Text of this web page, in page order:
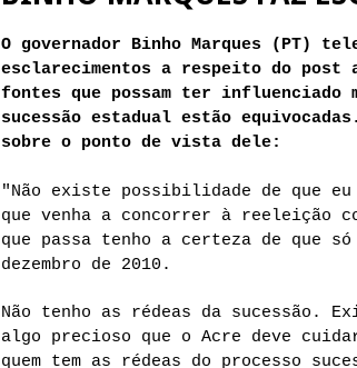
O governador Binho Marques (PT)
esclarecimentos a respeito do
fontes que possam ter influenciado
sucessão estadual estão
sobre o ponto de vista dele:
"Não existe possibilidade de que eu
que venha a concorrer à reeleição
que passa tenho a certeza de que
dezembro de 2010.
Não tenho as rédeas da sucessão.
algo precioso que o Acre deve
quem tem as rédeas do processo